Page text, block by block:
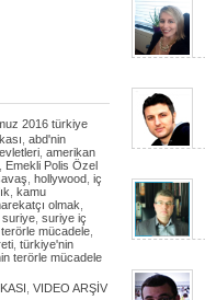
2016 türkiye
abd'nin
amerikan
Emekli Polis Özel
hollywood iç
kamu
olmak
suriye suriye iç
terörle mücadele
türkiye'nin
terörle mücadele
VIDEO ARŞİV